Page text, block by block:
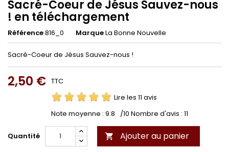
Sacré-Coeur de Jésus Sauvez-nous
! en téléchargement
Référence816_0 MarqueLa Bonne Nouvelle
Sacré-Coeur de Jésus Sauvez-nous !
2,50 € TTC
Lire les 11 avis
Note moyenne : 9.8 /10 Nombre d'avis : 11
Quantité  Ajouter au panier